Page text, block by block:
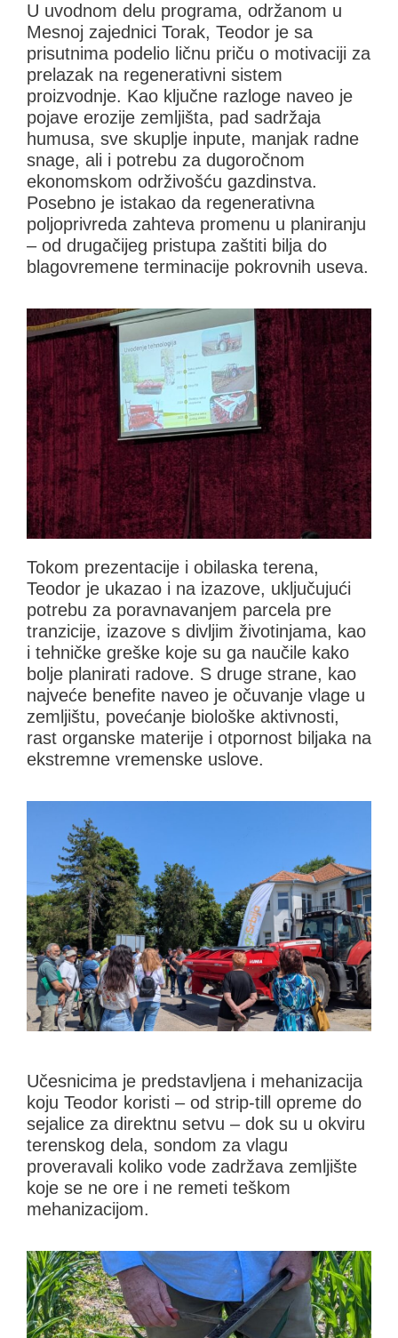
U uvodnom delu programa, održanom u
Mesnoj zajednici Torak, Teodor je sa
prisutnima podelio ličnu priču o motivaciji za
prelazak na regenerativni sistem
proizvodnje. Kao ključne razloge naveo je
pojave erozije zemljišta, pad sadržaja
humusa, sve skuplje inpute, manjak radne
snage, ali i potrebu za dugoročnom
ekonomskom održivošću gazdinstva.
Posebno je istakao da regenerativna
poljoprivreda zahteva promenu u planiranju
– od drugačijeg pristupa zaštiti bilja do
blagovremene terminacije pokrovnih useva.
Tokom prezentacije i obilaska terena,
Teodor je ukazao i na izazove, uključujući
potrebu za poravnavanjem parcela pre
tranzicije, izazove s divljim životinjama, kao
i tehničke greške koje su ga naučile kako
bolje planirati radove. S druge strane, kao
najveće benefite naveo je očuvanje vlage u
zemljištu, povećanje biološke aktivnosti,
rast organske materije i otpornost biljaka na
ekstremne vremenske uslove.
Učesnicima je predstavljena i mehanizacija
koju Teodor koristi – od strip-till opreme do
sejalice za direktnu setvu – dok su u okviru
terenskog dela, sondom za vlagu
proveravali koliko vode zadržava zemljište
koje se ne ore i ne remeti teškom
mehanizacijom.